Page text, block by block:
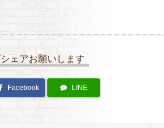
ェアお願いします
Facebook LINE